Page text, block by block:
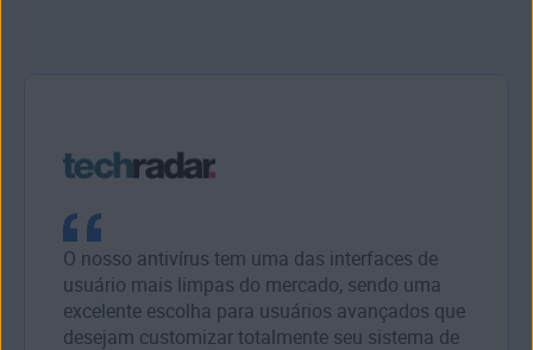
O nosso antivírus tem uma das interfaces de
usuário mais limpas do mercado, sendo uma
excelente escolha para usuários avançados que
desejam customizar totalmente seu sistema de